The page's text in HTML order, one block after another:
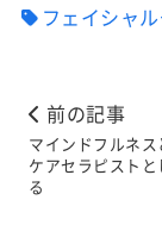
フェイシャ
前の記事
マインドフルネ
ケアセラピスト
る